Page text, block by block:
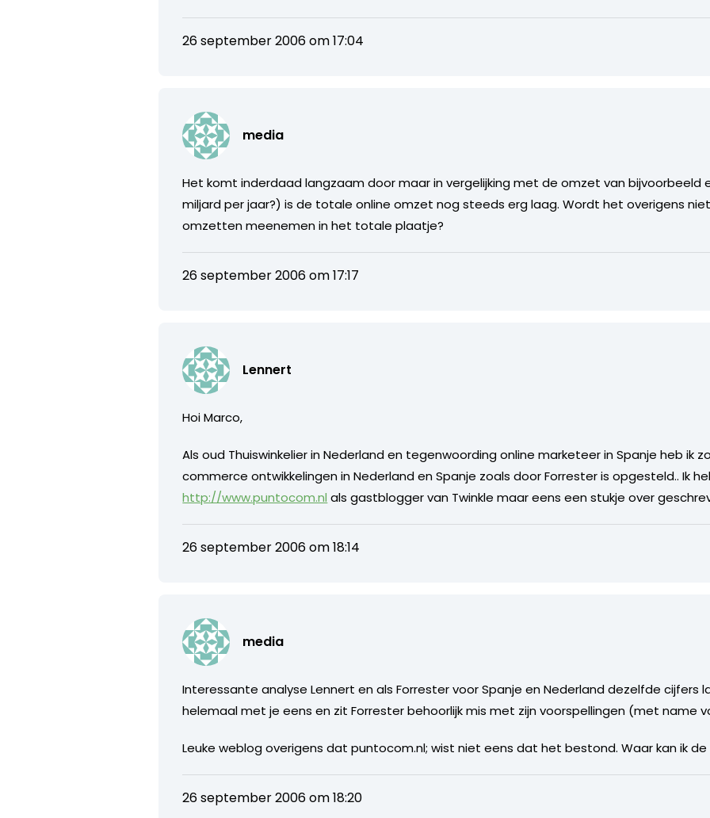
26 september 2006 om 17:04
media
Het komt inderdaad langzaam door maar in vergelijking met de omzet van bijvoorbeeld
miljard per jaar?) is de totale online omzet nog steeds erg laag. Wordt het overigens
omzetten meenemen in het totale plaatje?
26 september 2006 om 17:17
Lennert
Hoi Marco,
Als oud Thuiswinkelier in Nederland en tegenwoording online marketeer in Spanje heb ik
commerce ontwikkelingen in Nederland en Spanje zoals door Forrester is opgesteld.. Ik
http://www.puntocom.nl als gastblogger van Twinkle maar eens een stukje over
26 september 2006 om 18:14
media
Interessante analyse Lennert en als Forrester voor Spanje en Nederland dezelfde cijfers
helemaal met je eens en zit Forrester behoorlijk mis met zijn voorspellingen (met name
Leuke weblog overigens dat puntocom.nl; wist niet eens dat het bestond. Waar kan ik de
26 september 2006 om 18:20